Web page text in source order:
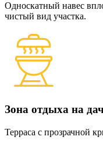
Односкатный навес
чистый вид участка.
Зона отдыха на
Терраса с прозрачной